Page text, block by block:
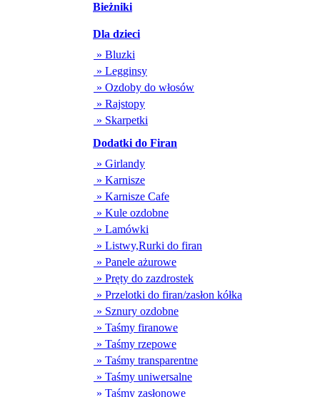
Bieżniki
Dla dzieci
» Bluzki
» Legginsy
» Ozdoby do włosów
» Rajstopy
» Skarpetki
Dodatki do Firan
» Girlandy
» Karnisze
» Karnisze Cafe
» Kule ozdobne
» Lamówki
» Listwy,Rurki do firan
» Panele ażurowe
» Pręty do zazdrostek
» Przelotki do firan/zasłon kółka
» Sznury ozdobne
» Taśmy firanowe
» Taśmy rzepowe
» Taśmy transparentne
» Taśmy uniwersalne
» Taśmy zasłonowe